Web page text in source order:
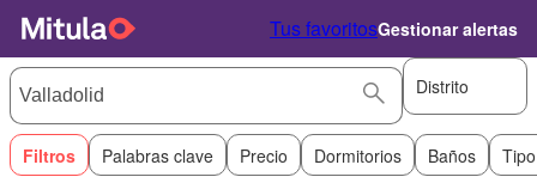
Tus favoritosGestionar alertas
Distrito
Filtros Palabras clave Precio Dormitorios Baños